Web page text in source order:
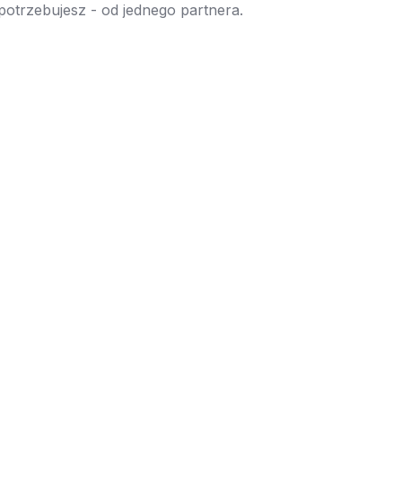
- od jednego partnera.